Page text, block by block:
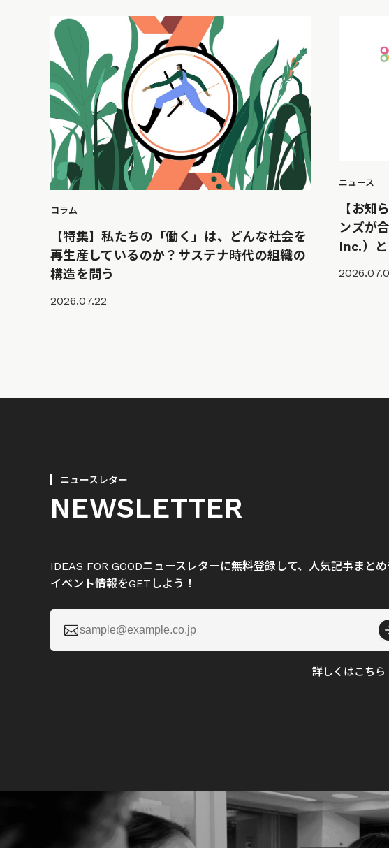
コラム
【特集】私たちの「働く」は、どんな社会を
再生産しているのか？サステナ時代の組織の
構造を問う
2026.07.22
ニュース
【お知
ンズが
Inc.）
ニュースレター
NEWSLETTER
IDEAS FOR GOODニュースレターに無料登録して、人気記事まとめ
イベント情報をGETしよう！

詳しくはこちら